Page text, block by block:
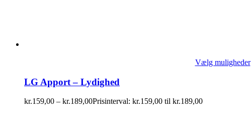
Vælg muligheder
LG Apport – Lydighed
kr.159,00 – kr.189,00Prisinterval: kr.159,00 til kr.189,00